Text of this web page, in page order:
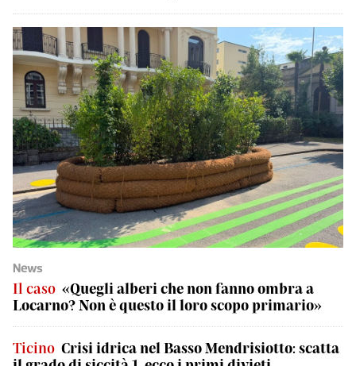
News
Il caso «Quegli alberi che non fanno ombra a
Locarno? Non è questo il loro scopo primario»
Ticino Crisi idrica nel Basso Mendrisiotto: scatta